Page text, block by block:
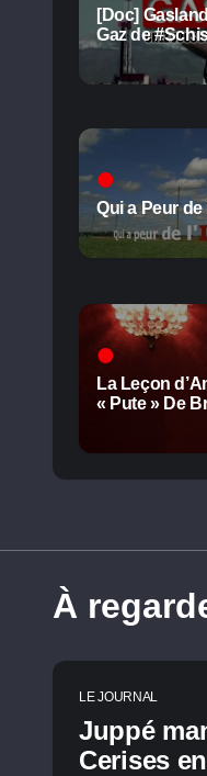
[Doc]
Gaz de
Qui a Peur de
La Leçon
« Pute » De
À
LE JOURNAL
Juppé
Cerises